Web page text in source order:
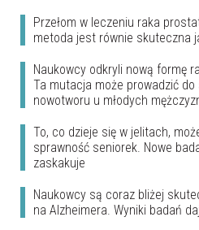
Przełom w leczeniu raka
metoda jest równie skuteczna
Naukowcy odkryli nową formę
Ta mutacja może prowadzić do
nowotworu u młodych
To, co dzieje się w jelitach,
sprawność seniorek. Nowe
zaskakuje
Naukowcy są coraz bliżej
na Alzheimera. Wyniki badań